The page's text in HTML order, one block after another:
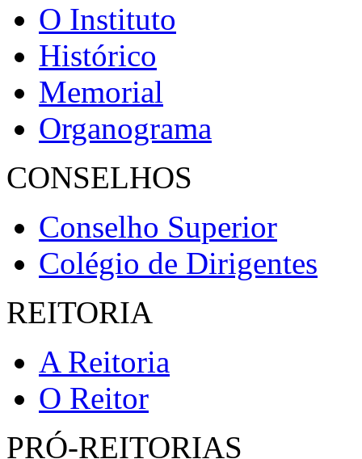
O Instituto
Histórico
Memorial
Organograma
CONSELHOS
Conselho Superior
Colégio de Dirigentes
REITORIA
A Reitoria
O Reitor
PRÓ-REITORIAS